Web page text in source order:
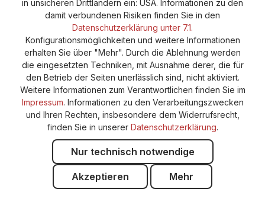
in unsicheren Drittländern ein: USA. Informationen zu den
damit verbundenen Risiken finden Sie in den
Datenschutzerklärung unter 7.1.
Konfigurationsmöglichkeiten und weitere Informationen
erhalten Sie über "Mehr". Durch die Ablehnung werden
die eingesetzten Techniken, mit Ausnahme derer, die für
den Betrieb der Seiten unerlässlich sind, nicht aktiviert.
Weitere Informationen zum Verantwortlichen finden Sie im
Impressum. Informationen zu den Verarbeitungszwecken
und Ihren Rechten, insbesondere dem Widerrufsrecht,
finden Sie in unserer Datenschutzerklärung.
Nur technisch notwendige
Akzeptieren Mehr